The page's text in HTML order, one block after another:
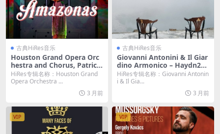
古典HiRes音乐
Houston Grand Opera Orc
hestra and Chorus, Patrick
Summers – Daniel Catán: Fl
orencia en el Amazonas (2
026) [Hi-Res 24bit/192KHz
HiRes专辑名称：Houston Grand
Opera Orchestra ...
3 月前
古典HiRes音乐
Giovanni Antonini & Il Giar
dino Armonico – Haydn203
2, Vol. 19: Trauer (2026) [Hi
-Res 24bit/192KHz FLAC]
HiRes专辑名称：Giovanni Antonin
i & Il Gia...
3 月前
VIP VIP